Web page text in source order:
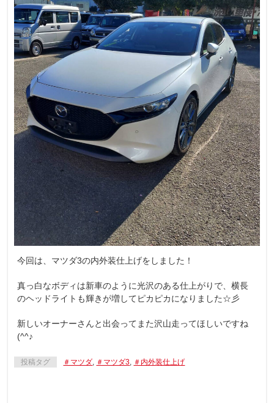
今回は、マツダ3の内外装仕上げをしました！
真っ白なボディは新車のように光沢のある仕上がりで、横長
のヘッドライトも輝きが増してピカピカになりました☆彡
新しいオーナーさんと出会ってまた沢山走ってほしいですね
(^^♪
投稿タグ ＃マツダ, ＃マツダ3, ＃内外装仕上げ